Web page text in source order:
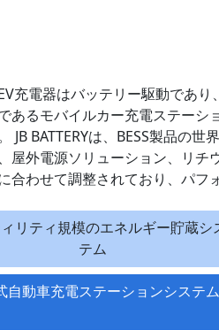
充電器はバッテリー駆動であ
あるモバイルカー充電ステー
JB BATTERYは、BESS製品の
屋外電源ソリューション、リチ
合わせて調整されており、パフ
リティ規模のエネルギー貯蔵シ
テム
自動車充電ステーションシステム